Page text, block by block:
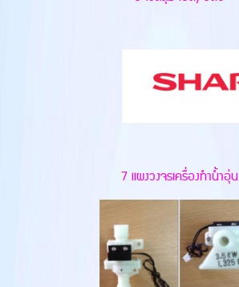
7 แผงวงจรเครื่องทำน้ำอุ่น